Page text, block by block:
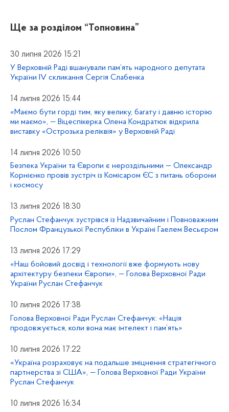
Ще за розділом “Топновина”
30 липня 2026 15:21
У Верховній Раді вшанували пам’ять народного депутата
України IV скликання Сергія Слабенка
14 липня 2026 15:44
«Маємо бути горді тим, яку велику, багату і давню історію
ми маємо», — Віцеспікерка Олена Кондратюк відкрила
виставку «Острозька реліквія» у Верховній Раді
14 липня 2026 10:50
Безпека України та Європи є нероздільними — Олександр
Корнієнко провів зустріч із Комісаром ЄС з питань оборони
і космосу
13 липня 2026 18:30
Руслан Стефанчук зустрівся із Надзвичайним і Повноважним
Послом Французької Республіки в Україні Гаелем Весьєром
13 липня 2026 17:29
«Наш бойовий досвід і технології вже формують нову
архітектуру безпеки Європи», — Голова Верховної Ради
України Руслан Стефанчук
10 липня 2026 17:38
Голова Верховної Ради Руслан Стефанчук: «Нація
продовжується, коли вона має інтелект і пам’ять»
10 липня 2026 17:22
«Україна розраховує на подальше зміцнення стратегічного
партнерства зі США», — Голова Верховної Ради України
Руслан Стефанчук
10 липня 2026 16:34